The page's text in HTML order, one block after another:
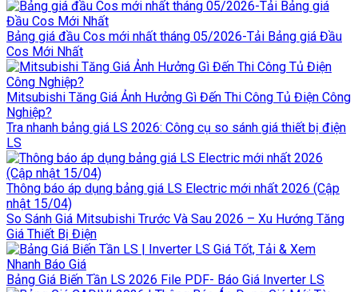
Bảng giá đầu Cos mới nhất tháng 05/2026-Tải Bảng giá Đầu
Cos Mới Nhất
Mitsubishi Tăng Giá Ảnh Hưởng Gì Đến Thi Công Tủ Điện Công
Nghiệp?
Tra nhanh bảng giá LS 2026: Công cụ so sánh giá thiết bị điện
LS
Thông báo áp dụng bảng giá LS Electric mới nhất 2026 (Cập
nhật 15/04)
So Sánh Giá Mitsubishi Trước Và Sau 2026 – Xu Hướng Tăng
Giá Thiết Bị Điện
Bảng Giá Biến Tần LS 2026 File PDF- Báo Giá Inverter LS